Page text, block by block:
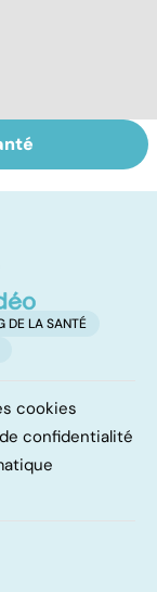
des
: que
DE LA SANTÉ
cookies
confidentialité